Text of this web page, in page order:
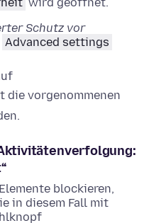
wird geöffnet.
Schutz vor
Advanced settings
die vorgenommenen
blockieren,
in diesem Fall mit